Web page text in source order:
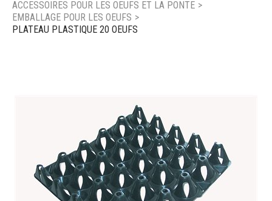
Catalogue de produit
Nous joindre
ACCESSOIRES POUR LES OEUFS ET LA PONTE >
EMBALLAGE POUR LES OEUFS >
PLATEAU PLASTIQUE 20 OEUFS